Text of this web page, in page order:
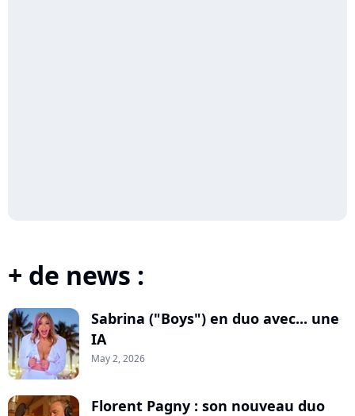
+ de news :
Sabrina ("Boys") en duo avec... une
IA
May 2, 2026
Florent Pagny : son nouveau duo